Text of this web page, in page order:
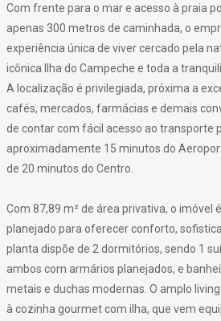
Com frente para o mar e acesso à praia
apenas 300 metros de caminhada, o
experiência única de viver cercado pela
icônica Ilha do Campeche e toda a
A localização é privilegiada, próxima a
cafés, mercados, farmácias e demais
de contar com fácil acesso ao transporte
aproximadamente 15 minutos do
de 20 minutos do Centro.
Com 87,89 m² de área privativa, o imóvel
planejado para oferecer conforto,
planta dispõe de 2 dormitórios, sendo 1
ambos com armários planejados, e
metais e duchas modernas. O amplo
à cozinha gourmet com ilha, que vem